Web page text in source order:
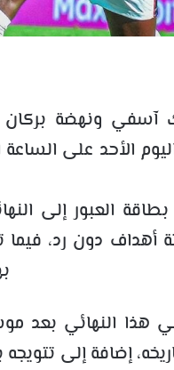
آسفي ونهضة
2023-2024، اليوم
العبور إلى
أهداف دون رد،
هذا النهائي بعد
إضافة إلى تتويجه